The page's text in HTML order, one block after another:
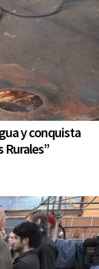
y conquista
Rurales”